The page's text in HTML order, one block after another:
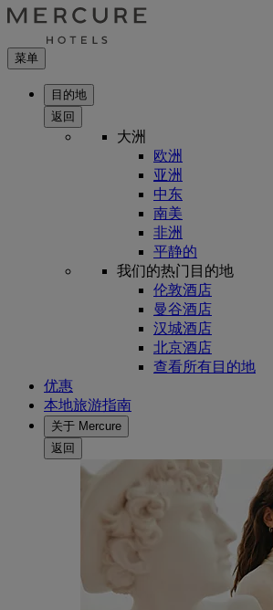
菜单
目的地
返回
大洲
欧洲
亚洲
中东
南美
非洲
平静的
我们的热门目的地
伦敦酒店
曼谷酒店
汉城酒店
北京酒店
查看所有目的地
优惠
本地旅游指南
关于 Mercure
返回